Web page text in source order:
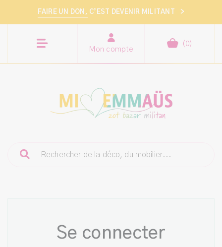
FAIRE UN DON, C’EST DEVENIR MILITANT >
Mon compte
( 0)
Se connecter